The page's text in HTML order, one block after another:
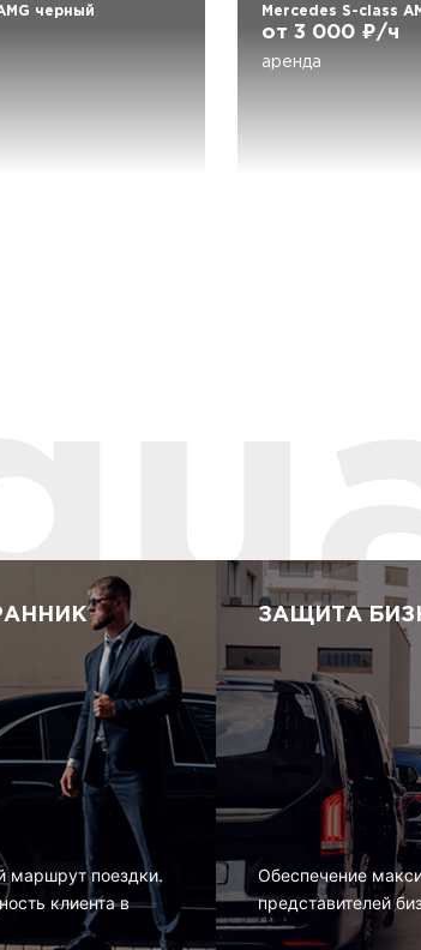
черный Mercedes S-class
аренда
от 3 000 ₽/ч
маршрут поездки.
клиента в
ЗАЩИТА
Обеспечение
представителей